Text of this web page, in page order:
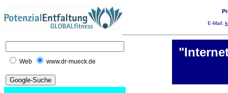
E-Mail:
Web www.dr-mueck.de